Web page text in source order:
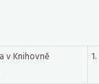
v Knihovně